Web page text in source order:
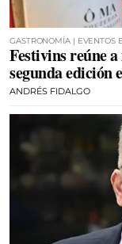
GASTRONOMÍA | EVENTOS
Festivins reúne a
segunda edición
ANDRÉS FIDALGO